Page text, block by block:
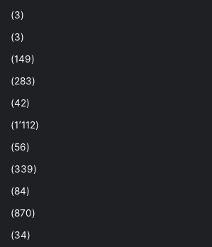
(3)
(3)
(149)
(283)
(42)
(1٬112)
(56)
(339)
(84)
(870)
(34)